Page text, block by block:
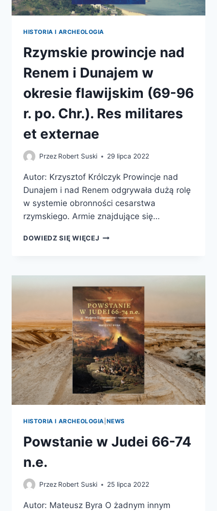
HISTORIA I ARCHEOLOGIA
Rzymskie prowincje nad
Renem i Dunajem w
okresie flawijskim (69-96
r. po. Chr.). Res militares
et externae
Przez Robert Suski 29 lipca 2022
Autor: Krzysztof Królczyk Prowincje nad
Dunajem i nad Renem odgrywała dużą rolę
w systemie obronności cesarstwa
rzymskiego. Armie znajdujące się…
DOWIEDZ SIĘ WIĘCEJ RZYMSKIE
I
DUNAJEM
W
OKRESIE
FLAWIJSKIM
(69-
96
R.
PO.
CHR.).
RES
MILITARES
ET
HISTORIA I ARCHEOLOGIA NEWS
Powstanie w Judei 66-74
n.e.
Przez Robert Suski 25 lipca 2022
Autor: Mateusz Byra O żadnym innym